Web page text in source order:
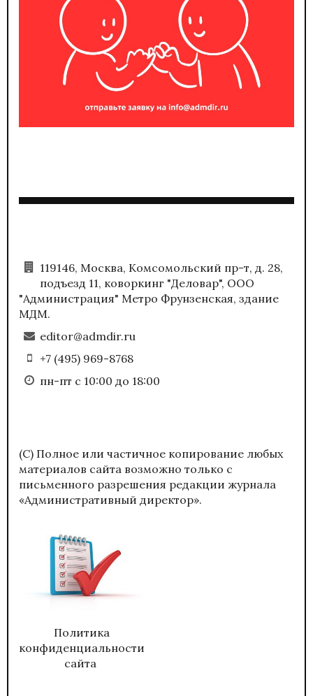
119146, Москва, Комсомольский пр-т, д. 28,
подъезд 11, коворкинг "Деловар", ООО
"Администрация" Метро Фрунзенская, здание
МДМ.
editor@admdir.ru
+7 (495) 969-8768
пн-пт с 10:00 до 18:00
(С) Полное или частичное копирование любых
материалов сайта возможно только с
письменного разрешения редакции журнала
«Административный директор».
Политика
конфиденциальности
сайта